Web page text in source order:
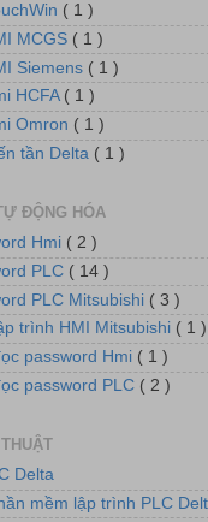
( 1 )
MCGS ( 1 )
Siemens ( 1 )
HCFA ( 1 )
Omron ( 1 )
tần Delta ( 1 )
ĐỘNG HÓA
Hmi ( 2 )
PLC ( 14 )
PLC Mitsubishi ( 3 )
trình HMI Mitsubishi ( 1 )
password Hmi ( 1 )
password PLC ( 2 )
Delta
mềm lập trình PLC